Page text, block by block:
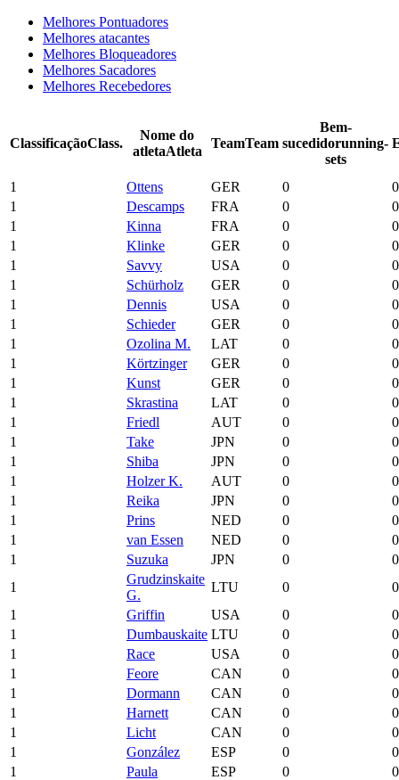
Melhores Pontuadores
Melhores atacantes
Melhores Bloqueadores
Melhores Sacadores
Melhores Recebedores
ClassificaçãoClass.
Nome do
atletaAtleta
TeamTeam
Bem-
sucedidorunning-
sets
1 Ottens GER 0
0
1
Descamps FRA 0
0
1
Kinna FRA 0
0
1
Klinke GER 0
0
1
Savvy USA 0
0
1
Schürholz GER 0
0
1
Dennis USA 0
0
1
Schieder GER 0
0
1
Ozolina M. LAT 0
0
1
Körtzinger GER 0
0
1
Kunst GER 0
0
1
Skrastina LAT 0
0
1
Friedl AUT 0
0
1
Take JPN 0
0
1
Shiba JPN 0
0
1
Holzer K. AUT 0
0
1
Reika JPN 0
0
1
Prins NED 0
0
1
van Essen NED 0
0
1
Suzuka JPN 0
0
1
Grudzinskaite
G.
LTU 0
0
1
Griffin USA 0
0
1
Dumbauskaite LTU 0
0
1
Race USA 0
0
1
Feore CAN 0
0
1
Dormann CAN 0
0
1
Harnett CAN 0
0
1
Licht CAN 0
0
1
González ESP 0
0
1
Paula ESP 0
0